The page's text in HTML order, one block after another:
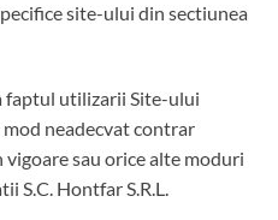
site-ului din sectiunea
faptul utilizarii Site-ului
neadecvat contrar
sau orice alte moduri
S.C. Hontfar S.R.L.